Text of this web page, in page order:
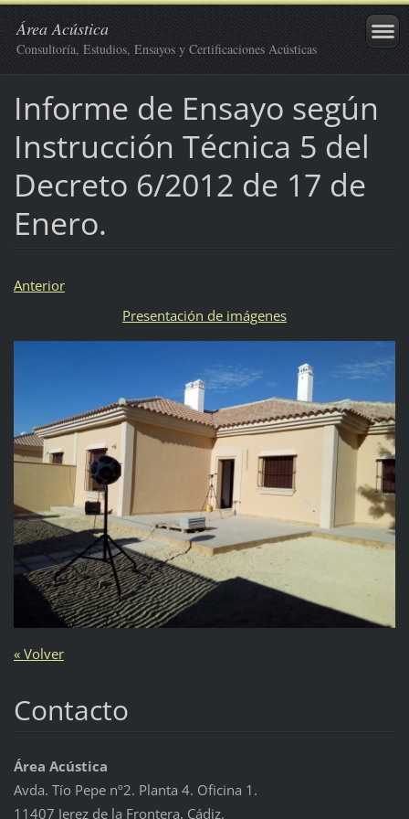
Área Acústica
Consultoría, Estudios, Ensayos y Certificaciones Acústicas
Informe de Ensayo según
Instrucción Técnica 5 del
Decreto 6/2012 de 17 de
Enero.
Anterior
Presentación de imágenes
« Volver
Contacto
Área Acústica
Avda. Tío Pepe nº2. Planta 4. Oficina 1.
11407 Jerez de la Frontera. Cádiz.